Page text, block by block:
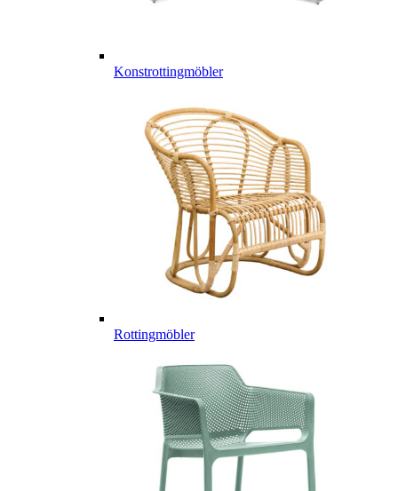
Konstrottingmöbler
Rottingmöbler